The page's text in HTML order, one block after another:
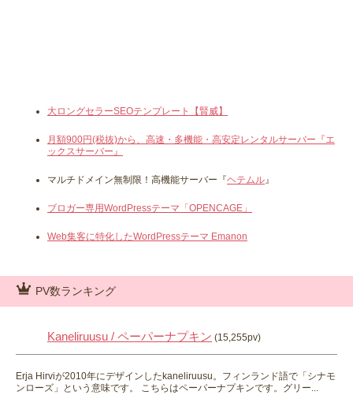
大ロングセラーSEOテンプレート【賢威】
月額900円(税抜)から、高速・多機能・高安定レンタルサーバー『エ
ックスサーバー』
マルチドメイン無制限！高機能サーバー『ヘテムル』
ブロガー専用WordPressテーマ「OPENCAGE」
Web集客に特化したWordPressテーマ Emanon
PV数ランキング
Kaneliruusu / ペーパーナプキン (15,255pv)
Erja Hirviが2010年にデザインしたkaneliruusu。フィンランド語で「シナモ
ンローズ」という意味です。 こちらはペーパーナプキンです。グリー...